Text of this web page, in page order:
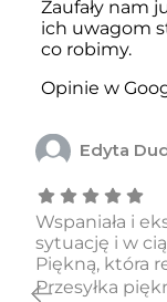
Zaufały nam
ich uwagom
co robimy.
Opinie w
Edyta
Wspaniała i
sytuację i w
Piękną, która
Przesyłka